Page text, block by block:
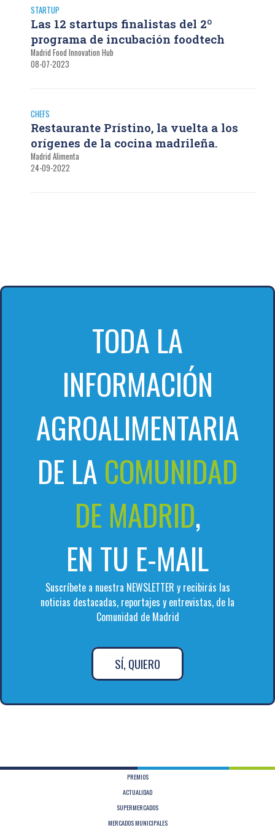
STARTUP
Las 12 startups finalistas del 2º
programa de incubación foodtech
Madrid Food Innovation Hub
08-07-2023
CHEFS
Restaurante Prístino, la vuelta a los
orígenes de la cocina madrileña.
Madrid Alimenta
24-09-2022
TODA LA
INFORMACIÓN
AGROALIMENTARIA
DE LACOMUNIDAD
DE MADRID,
EN TU E-MAIL
Suscríbete a nuestra NEWSLETTER y recibirás las
noticias destacadas, reportajes y entrevistas, de la
Comunidad de Madrid
SÍ, QUIERO
PREMIOS
ACTUALIDAD
SUPERMERCADOS
MERCADOS MUNICIPALES